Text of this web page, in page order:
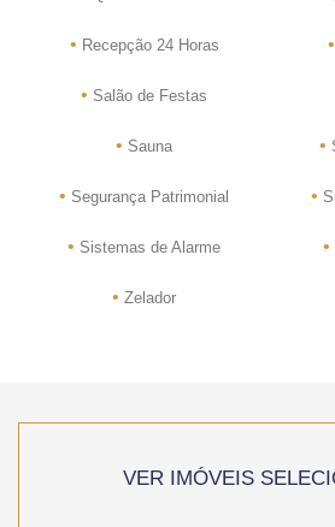
• Recepção 24 Horas •
• Salão de Festas
• Sauna •
• Segurança Patrimonial •
• Sistemas de Alarme •
• Zelador
VER IMÓVEIS